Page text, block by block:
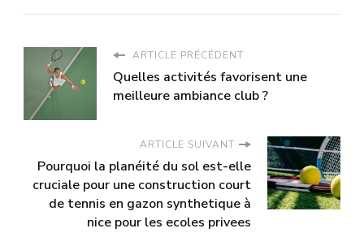
ARTICLE PRÉCÉDENT
Quelles activités favorisent une
meilleure ambiance club ?
ARTICLE SUIVANT
Pourquoi la planéité du sol est-elle
cruciale pour une construction court
de tennis en gazon synthetique à
nice pour les ecoles privees